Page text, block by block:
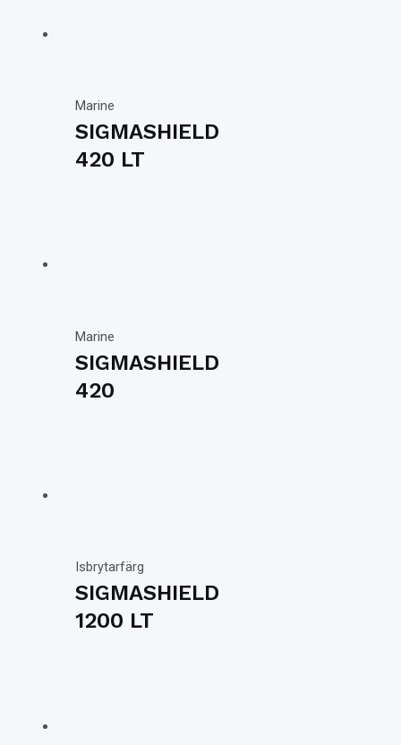
Marine
SIGMASHIELD
420 LT
Marine
SIGMASHIELD
420
Isbrytarfärg
SIGMASHIELD
1200 LT